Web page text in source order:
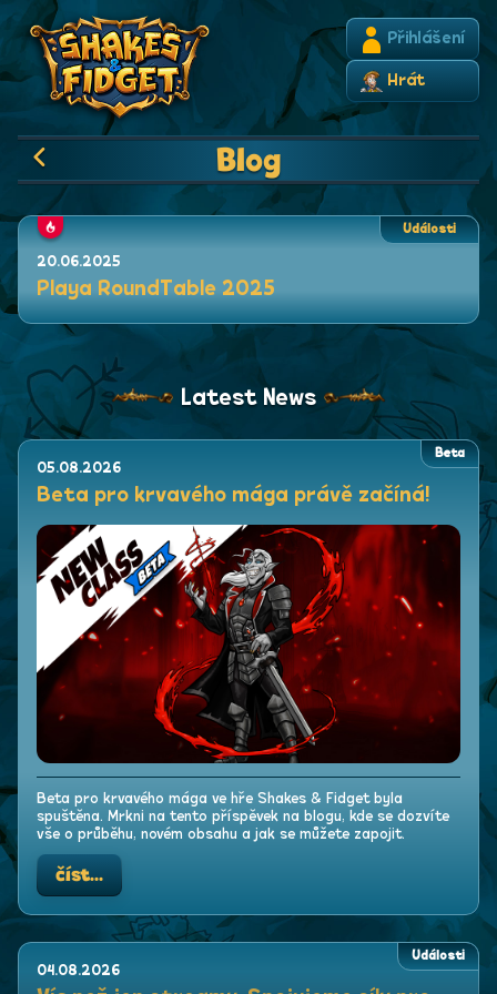
Přihlášení
Hrát
Blog
20.06.2025
Playa RoundTable 2025
Události
Latest News
05.08.2026
Beta pro krvavého mága právě začíná!
Beta pro krvavého mága ve hře Shakes & Fidget byla
spuštěna. Mrkni na tento příspěvek na blogu, kde se dozvíte
vše o průběhu, novém obsahu a jak se můžete zapojit.
Beta
číst...
04.08.2026
Události